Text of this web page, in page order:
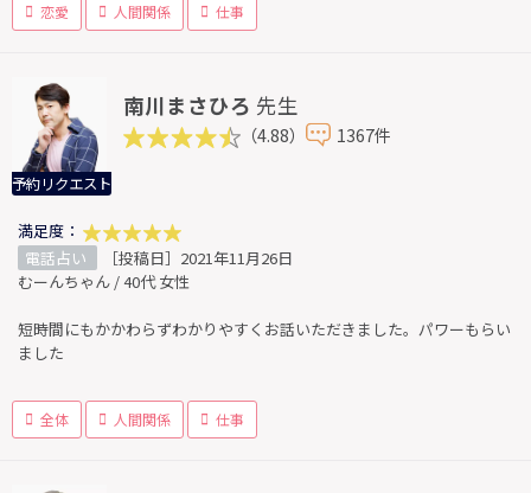
恋愛 人間関係 仕事
予約リクエスト
南川まさひろ 先生
（4.88） 1367件
満足度：
電話占い
［投稿日］2021年11月26日
むーんちゃん / 40代 女性
短時間にもかかわらずわかりやすくお話いただきました。パワーもらい
ました
全体 人間関係 仕事